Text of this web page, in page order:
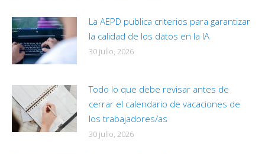
La AEPD publica criterios para garantizar
la calidad de los datos en la IA
30 julio, 2026
Todo lo que debe revisar antes de
cerrar el calendario de vacaciones de
los trabajadores/as
30 julio, 2026